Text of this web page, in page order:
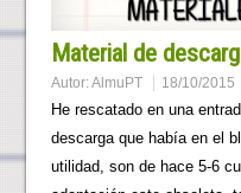
Material de
Autor:AlmuPT 18/10/2015
He rescatado en una
descarga que había en el
utilidad, son de hace 5-6